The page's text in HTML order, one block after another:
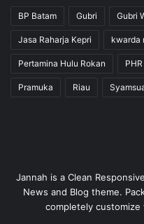
BP Batam Gubri Gubri
Jasa Raharja Kepri kwarda
Pertamina Hulu Rokan PHR
Pramuka Riau
Jannah is a Clean
News and Blog theme.
completely